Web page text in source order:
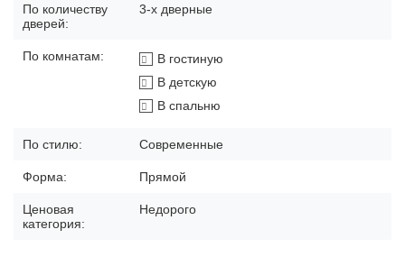
По количеству
дверей:
3-х дверные
По комнатам:
В гостиную
В детскую
В спальню
По стилю: Современные
Форма: Прямой
Ценовая
категория:
Недорого